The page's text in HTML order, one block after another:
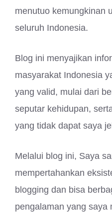
menutuo kemungkinan
seluruh Indonesia.
Blog ini menyajikan
masyarakat Indonesia
yang valid, mulai dari
seputar kehidupan,
yang tidak dapat saya
Melalui blog ini, Saya
mempertahankan
blogging dan bisa
pengalaman yang saya